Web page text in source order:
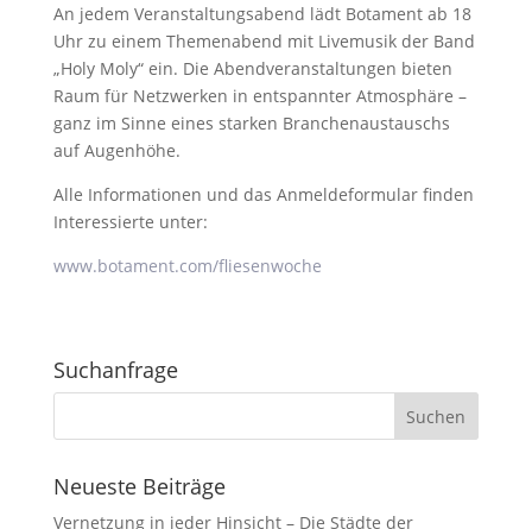
An jedem Veranstaltungsabend lädt Botament ab 18
Uhr zu einem Themenabend mit Livemusik der Band
„Holy Moly“ ein. Die Abendveranstaltungen bieten
Raum für Netzwerken in entspannter Atmosphäre –
ganz im Sinne eines starken Branchenaustauschs
auf Augenhöhe.
Alle Informationen und das Anmeldeformular finden
Interessierte unter:
www.botament.com/fliesenwoche
Suchanfrage
Neueste Beiträge
Vernetzung in jeder Hinsicht – Die Städte der